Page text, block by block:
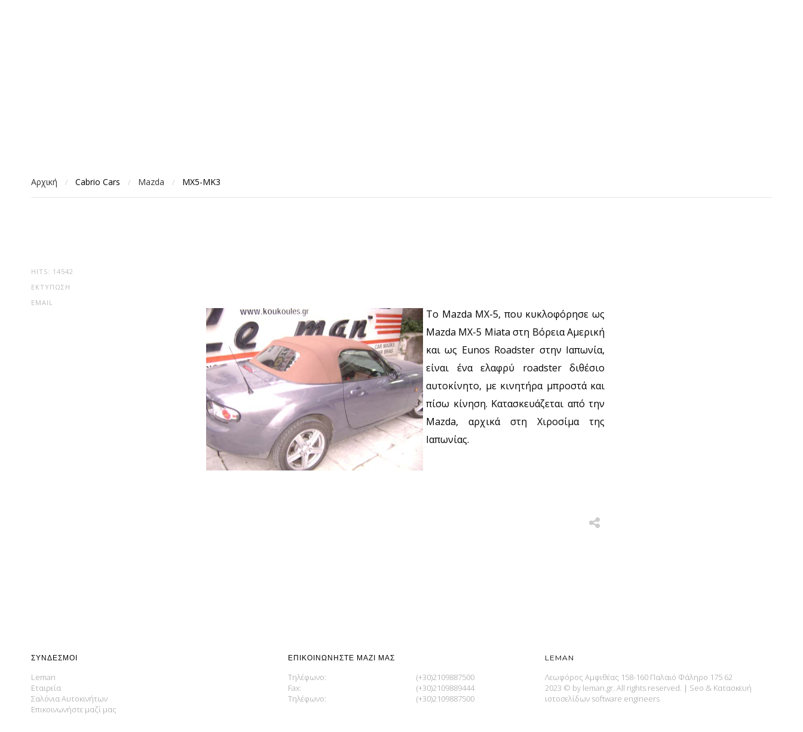
Αρχική / Cabrio Cars / Mazda / MX5-MK3
HITS: 14542
ΕΚΤΎΠΩΣΗ
EMAIL
Το Mazda MX-5, που κυκλοφόρησε ως
Mazda MX-5 Miata στη Βόρεια Αμερική
και ως Eunos Roadster στην Ιαπωνία,
είναι ένα ελαφρύ roadster διθέσιο
αυτοκίνητο, με κινητήρα μπροστά και
πίσω κίνηση. Κατασκευάζεται από την
Mazda, αρχικά στη Χιροσίμα της
Ιαπωνίας.
ΣΎΝΔΕΣΜΟΙ
Leman
Εταιρεία
Σαλόνια Αυτοκινήτων
Επικοινωνήστε μαζί μας
ΕΠΙΚΟΙΝΩΝΉΣΤΕ ΜΑΖΊ ΜΑΣ
Τηλέφωνο:
Fax:
Τηλέφωνο:
(+30)2109887500
(+30)2109889444
(+30)2109887500
LEMAN
Λεωφόρος Αμφιθέας 158-160 Παλαιό Φάληρο 175 62
2023 © by leman.gr. All rights reserved. | Seo & Κατασκευή
ιστοσελίδων software engineers